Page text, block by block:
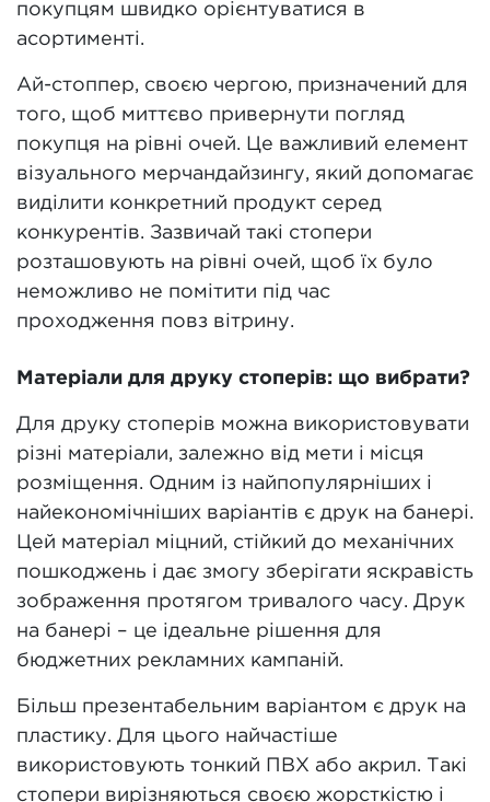
покупцям швидко орієнтуватися в
асортименті.
Ай-стоппер, своєю чергою, призначений для
того, щоб миттєво привернути погляд
покупця на рівні очей. Це важливий елемент
візуального мерчандайзингу, який допомагає
виділити конкретний продукт серед
конкурентів. Зазвичай такі стопери
розташовують на рівні очей, щоб їх було
неможливо не помітити під час
проходження повз вітрину.
Матеріали для друку стоперів: що вибрати?
Для друку стоперів можна використовувати
різні матеріали, залежно від мети і місця
розміщення. Одним із найпопулярніших і
найекономічніших варіантів є друк на банері.
Цей матеріал міцний, стійкий до механічних
пошкоджень і дає змогу зберігати яскравість
зображення протягом тривалого часу. Друк
на банері – це ідеальне рішення для
бюджетних рекламних кампаній.
Більш презентабельним варіантом є друк на
пластику. Для цього найчастіше
використовують тонкий ПВХ або акрил. Такі
стопери вирізняються своєю жорсткістю і